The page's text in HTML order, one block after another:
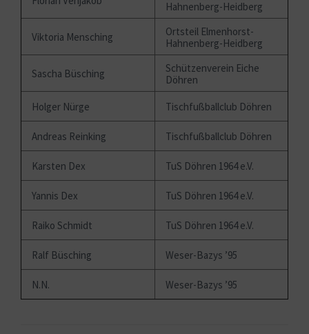
Hahnenberg-Heidberg
Viktoria Mensching
Ortsteil Elmenhorst-
Hahnenberg-Heidberg
Sascha Büsching
Schützenverein Eiche
Döhren
Holger Nürge Tischfußballclub Döhren
Andreas Reinking Tischfußballclub Döhren
Karsten Dex TuS Döhren 1964 e.V.
Yannis Dex TuS Döhren 1964 e.V.
Raiko Schmidt TuS Döhren 1964 e.V.
Ralf Büsching Weser-Bazys ’95
N.N. Weser-Bazys ’95